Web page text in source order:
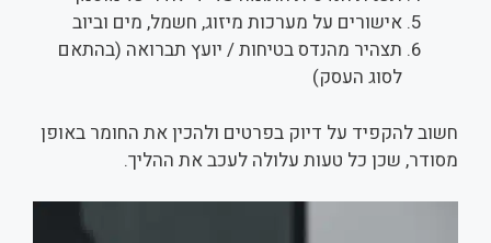
אישורים על מערכות מיזוג, חשמל, מים וביוב
תצהיר מהנדס בטיחות / יועץ תברואה (בהתאם
לסוג העסק)
חשוב להקפיד על דיוק בפרטים ולהכין את החומר באופן
מסודר, שכן כל טעות עלולה לעכב את ההליך.